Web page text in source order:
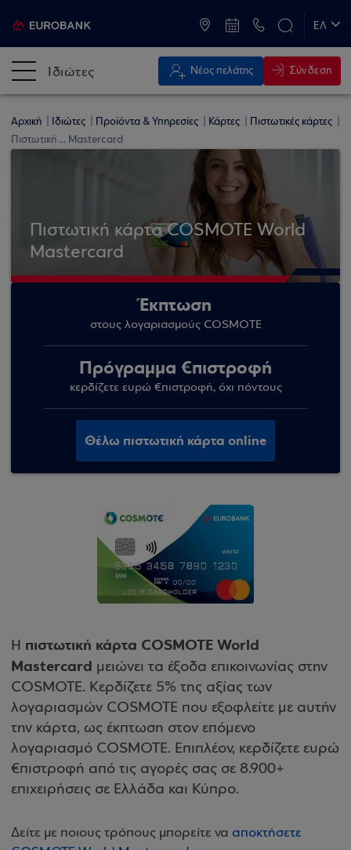
ΕΛ
Ιδιώτες Νέος πελάτης Σύνδεση
Αρχική Ιδιώτες Προϊόντα & Υπηρεσίες Κάρτες
Πιστωτικές κάρτες
Πιστωτική ... Mastercard
Πιστωτική κάρτα COSMOTE World
Mastercard
Έκπτωση
στους λογαριασμούς COSMOTE
Πρόγραμμα €πιστροφή
κερδίζετε ευρώ €πιστροφή, όχι πόντους
Θέλω πιστωτική κάρτα online
Η πιστωτική κάρτα COSMOTE World
Mastercard μειώνει τα έξοδα επικοινωνίας στην
COSMOTE. Κερδίζετε 5% της αξίας των
λογαριασμών COSMOTE που εξοφλείτε με αυτήν
την κάρτα, ως έκπτωση στον επόμενο
λογαριασμό COSMOTE. Επιπλέον, κερδίζετε ευρώ
€πιστροφή από τις αγορές σας σε 8.900+
επιχειρήσεις σε Ελλάδα και Κύπρο.
Δείτε με ποιους τρόπους μπορείτε να αποκτήσετε